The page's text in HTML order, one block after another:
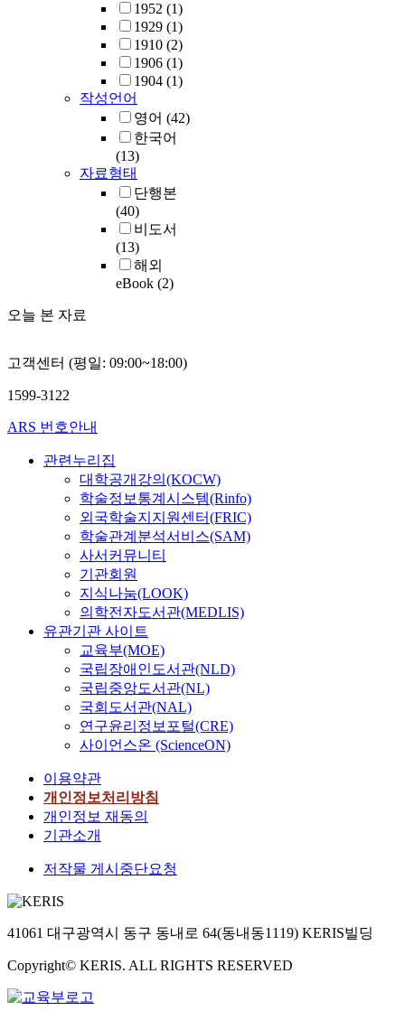
1952 (1)
1929 (1)
1910 (2)
1906 (1)
1904 (1)
작성언어
영어 (42)
한국어
(13)
자료형태
단행본
(40)
비도서
(13)
해외
eBook (2)
오늘 본 자료
고객센터 (평일: 09:00~18:00)
1599-3122
ARS 번호안내
관련누리집
대학공개강의(KOCW)
학술정보통계시스템(Rinfo)
외국학술지지원센터(FRIC)
학술관계분석서비스(SAM)
사서커뮤니티
기관회원
지식나눔(LOOK)
의학전자도서관(MEDLIS)
유관기관 사이트
교육부(MOE)
국립장애인도서관(NLD)
국립중앙도서관(NL)
국회도서관(NAL)
연구윤리정보포털(CRE)
사이언스온 (ScienceON)
이용약관
개인정보처리방침
개인정보 재동의
기관소개
저작물 게시중단요청
41061 대구광역시 동구 동내로 64(동내동1119) KERIS빌딩
Copyright© KERIS. ALL RIGHTS RESERVED